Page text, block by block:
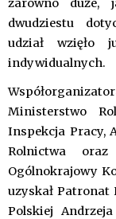
zarówno duże,
dwudziestu
udział wzięło
indywidualnych.
Ministerstwo
Inspekcja Pracy,
Rolnictwa
Ogólnokrajowy
uzyskał Patronat
Polskiej